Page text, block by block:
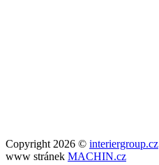
Copyright 2026 © interiergroup.cz
www stránek MACHIN.cz